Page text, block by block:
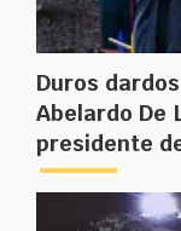
Duros
Abelardo De
presidente